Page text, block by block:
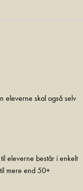
eleverne skal også selv
eleverne består i enkelt
mere end 50+